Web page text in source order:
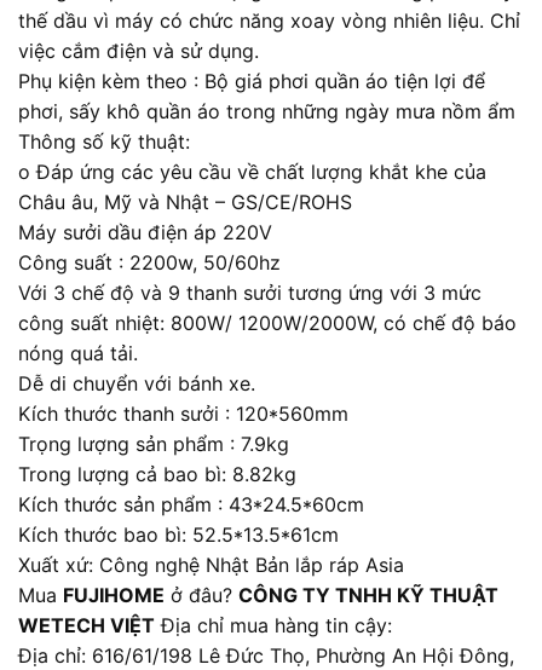
thế dầu vì máy có chức năng xoay vòng nhiên liệu. Chỉ
việc cắm điện và sử dụng.
Phụ kiện kèm theo : Bộ giá phơi quần áo tiện lợi để
phơi, sấy khô quần áo trong những ngày mưa nồm ẩm
Thông số kỹ thuật:
o Đáp ứng các yêu cầu về chất lượng khắt khe của
Châu âu, Mỹ và Nhật – GS/CE/ROHS
Máy sưởi dầu điện áp 220V
Công suất : 2200w, 50/60hz
Với 3 chế độ và 9 thanh sưởi tương ứng với 3 mức
công suất nhiệt: 800W/ 1200W/2000W, có chế độ báo
nóng quá tải.
Dễ di chuyển với bánh xe.
Kích thước thanh sưởi : 120*560mm
Trọng lượng sản phẩm : 7.9kg
Trong lượng cả bao bì: 8.82kg
Kích thước sản phẩm : 43*24.5*60cm
Kích thước bao bì: 52.5*13.5*61cm
Xuất xứ: Công nghệ Nhật Bản lắp ráp Asia
Mua FUJIHOME ở đâu? CÔNG TY TNHH KỸ THUẬT
WETECH VIỆT Địa chỉ mua hàng tin cậy:
Địa chỉ: 616/61/198 Lê Đức Thọ, Phường An Hội Đông,